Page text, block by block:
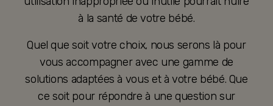
à la santé de votre bébé.
Quel que soit votre choix, nous serons là pour
vous accompagner avec une gamme de
solutions adaptées à vous et à votre bébé. Que
ce soit pour répondre à une question sur